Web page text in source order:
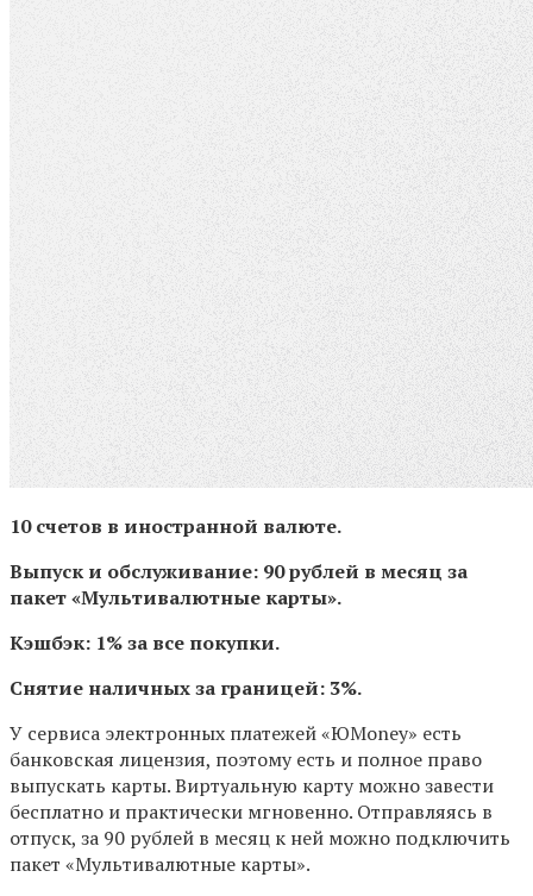
10 счетов в иностранной валюте.
Выпуск и обслуживание: 90 рублей в месяц за
пакет «Мультивалютные карты».
Кэшбэк: 1% за все покупки.
Снятие наличных за границей: 3%.
У сервиса электронных платежей «ЮMoney» есть
банковская лицензия, поэтому есть и полное право
выпускать карты. Виртуальную карту можно завести
бесплатно и практически мгновенно. Отправляясь в
отпуск, за 90 рублей в месяц к ней можно подключить
пакет «Мультивалютные карты».